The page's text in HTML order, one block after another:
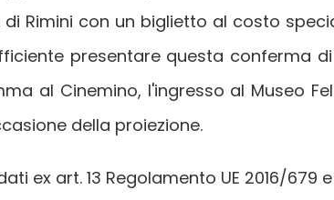
di Rimini con un biglietto al costo
presentare questa conferma
al Cinemino, l'ingresso al Museo
della proiezione.
ex art. 13 Regolamento UE 2016/679